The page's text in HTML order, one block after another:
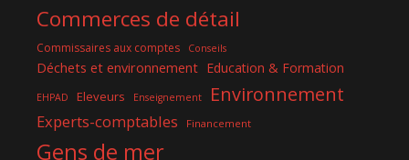
Commerces de détail
Commissaires aux comptes Conseils
Déchets et environnement Education & Formation
EHPAD Eleveurs Enseignement Environnement
Experts-comptables Financement
Gens de mer